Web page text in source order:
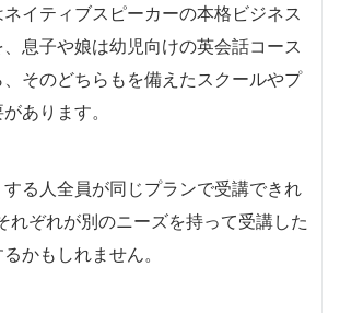
イティブスピーカーの本格ビジネス
息子や娘は幼児向けの英会話コース
そのどちらもを備えたスクールやプ
あります。
る人全員が同じプランで受講できれ
れぞれが別のニーズを持って受講した
かもしれません。